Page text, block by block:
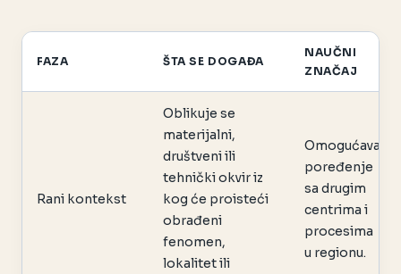
FAZA ŠTA SE DOGAĐA
NAUČNI
ZNAČAJ
Rani kontekst
Oblikuje se
materijalni,
društveni ili
tehnički okvir iz
kog će proisteći
obrađeni
fenomen,
lokalitet ili
Omogućava
poređenje
sa drugim
centrima i
procesima
u regionu.